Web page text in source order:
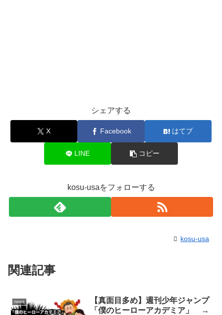
シェアする
X Facebook はてブ
LINE コピー
kosu-usaをフォローする
kosu-usa
関連記事
news
【真面目多め】週刊少年ジャンプ
「僕のヒーローアカデミア」 →